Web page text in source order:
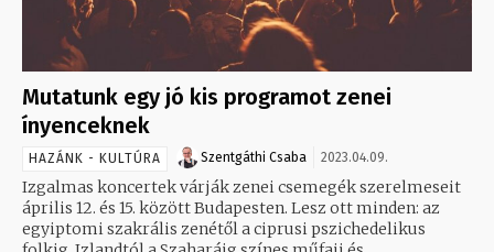
Mutatunk egy jó kis programot zenei
ínyenceknek
HAZÁNK - KULTÚRA Szentgáthi Csaba 2023.04.09.
Izgalmas koncertek várják zenei csemegék szerelmeseit
április 12. és 15. között Budapesten. Lesz ott minden: az
egyiptomi szakrális zenétől a ciprusi pszichedelikus